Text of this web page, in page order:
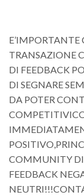
E’IMPORTANTE
TRANSAZIONE
DI FEEDBACK
DI SEGNARE
DA POTER
COMMUNITY DI
FEEDBACK